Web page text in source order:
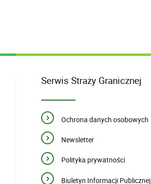
Serwis Straży Granicznej
Ochrona danych osobowych
Newsletter
Polityka prywatności
Biuletyn Informacji Publicznej